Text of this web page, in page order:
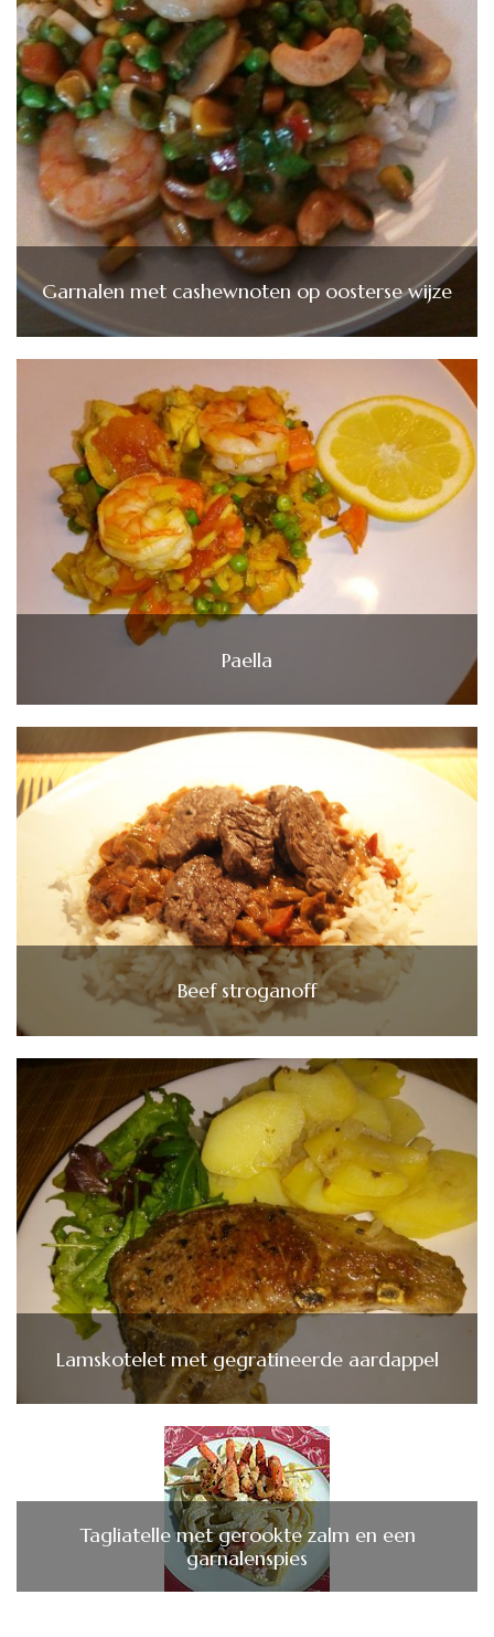
Garnalen met cashewnoten op oosterse wijze
Paella
Beef stroganoff
Lamskotelet met gegratineerde aardappel
Tagliatelle met gerookte zalm en een
garnalenspies